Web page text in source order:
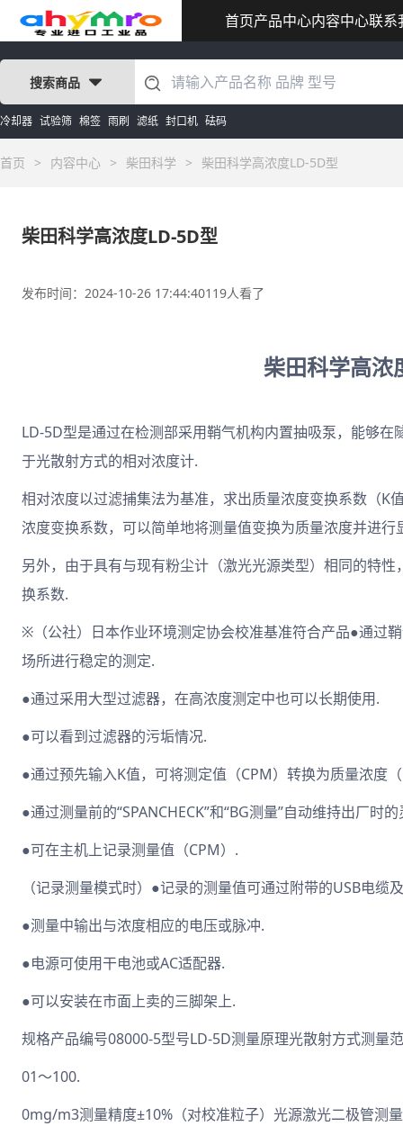
首页产品中心内容中心联系
搜索商品
冷却器 试验筛 棉签 雨刷 滤纸 封口机 砝码
首页 > 内容中心 > 柴田科学 > 柴田科学高浓度LD-5D型
柴田科学高浓度LD-5D型
发布时间：2024-10-26 17:44:40119人看了
柴田科学高浓
LD-5D型是通过在检测部采用鞘气机构内置抽吸泵，能够
于光散射方式的相对浓度计.
相对浓度以过滤捕集法为基准，求出质量浓度变换系数（K
浓度变换系数，可以简单地将测量值变换为质量浓度并进行
另外，由于具有与现有粉尘计（激光光源类型）相同的特
换系数.
※（公社）日本作业环境测定协会校准基准符合产品●通过
场所进行稳定的测定.
●通过采用大型过滤器，在高浓度测定中也可以长期使用.
●可以看到过滤器的污垢情况.
●通过预先输入K值，可将测定值（CPM）转换为质量浓度
●通过测量前的“SPANCHECK”和“BG测量”自动维持出厂时
●可在主机上记录测量值（CPM）.
（记录测量模式时）●记录的测量值可通过附带的USB电缆
●测量中输出与浓度相应的电压或脉冲.
●电源可使用干电池或AC适配器.
●可以安装在市面上卖的三脚架上.
规格产品编号08000-5型号LD-5D测量原理光散射方式测量
01～100.
0mg/m3测量精度±10%（对校准粒子）光源激光二极管测